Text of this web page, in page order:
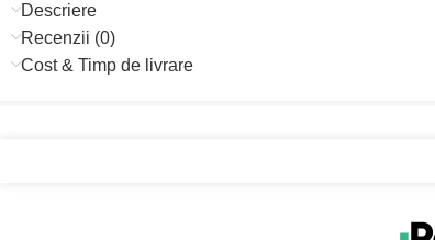
Descriere
Recenzii (0)
Cost & Timp de livrare